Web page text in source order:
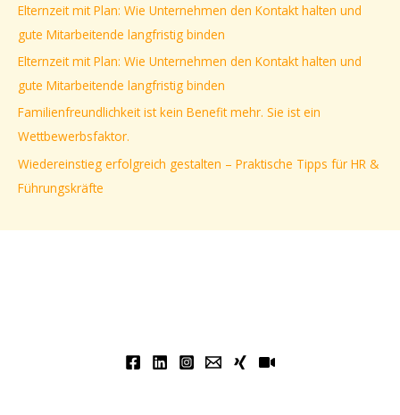
n
a
c
h
:
Elternzeit mit Plan: Wie Unternehmen den Kontakt halten und
gute Mitarbeitende langfristig binden
Elternzeit mit Plan: Wie Unternehmen den Kontakt halten und
gute Mitarbeitende langfristig binden
Familienfreundlichkeit ist kein Benefit mehr. Sie ist ein
Wettbewerbsfaktor.
Wiedereinstieg erfolgreich gestalten – Praktische Tipps für HR &
Führungskräfte